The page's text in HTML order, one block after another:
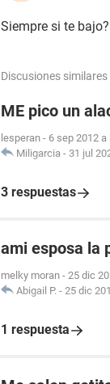
Siempre si te
Discusiones similares
ME pico un
lesperan - 6 sep 2012 a
Miligarcia - 31 jul
3 respuestas
ami esposa la
melky moran - 25 dic
Abigail P. - 25 dic
1 respuesta